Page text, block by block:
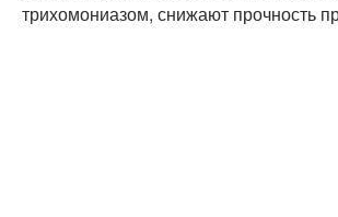
трихомониазом, снижают прочность